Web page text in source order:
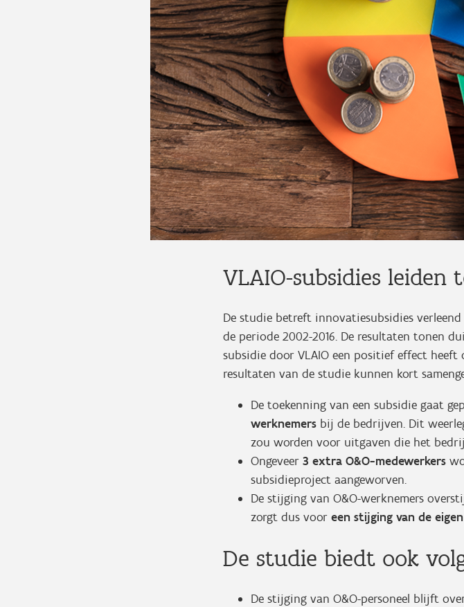
VLAIO-subsidies
De studie betreft innovatiesubsidies
de periode 2002-2016. De resultaten tonen
subsidie door VLAIO een positief effect heeft
resultaten van de studie kunnen kort
De toekenning van een subsidie gaat
werknemers bij de bedrijven. Dit
zou worden voor uitgaven die het
Ongeveer3 extra O&O-medewerkers
subsidieproject aangeworven.
De stijging van O&O-werknemers
zorgt dus vooreen stijging van de
De studie biedt ook
De stijging van O&O-personeel blijft